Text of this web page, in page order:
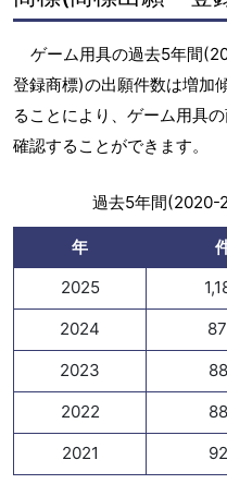
ゲーム用具の過去5年間
登録商標)の出願件数は増加
ることにより、ゲーム用具
確認することができます。
過去5年間(2020-
年
2025
2024
2023
2022
2021